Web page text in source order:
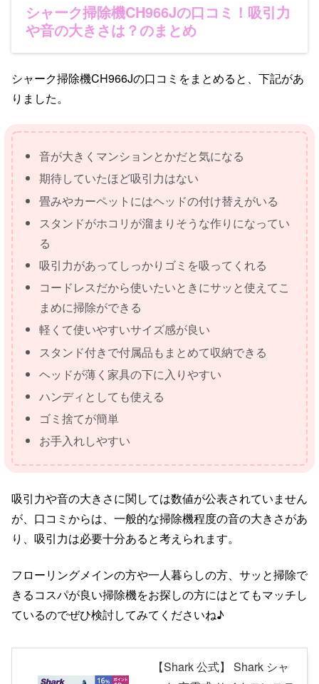
シャーク掃除機CH966Jの口コミ！吸引力
や音の大きさは？のまとめ
シャーク掃除機CH966Jの口コミをまとめると、下記があ
りました。
音が大きくマンションとかだと気になる
期待していたほど吸引力はない
畳みやカーペットにはヘッドの付け替えがいる
スタンドがホコリが溜まりそうな作りになってい
る
吸引力があってしっかりゴミを吸ってくれる
コードレスだから使いたいときにサッと使えてこ
まめに掃除ができる
軽くて使いやすいサイズ感が良い
スタンド付きで付属品もまとめて収納できる
ヘッドが薄く家具の下に入りやすい
ハンディとしても使える
ゴミ捨てが簡単
お手入れしやすい
吸引力や音の大きさに関しては数値が公表されていません
が、口コミからは、一般的な掃除機程度の音の大きさがあ
り、吸引力は必要十分あると考えられます。
フローリングメインの方や一人暮らしの方、サッと掃除で
きるコスパが良い掃除機をお探しの方にはとてもマッチし
ているのでぜひ検討してみてくださいね♪
【Shark 公式】 Shark シャ